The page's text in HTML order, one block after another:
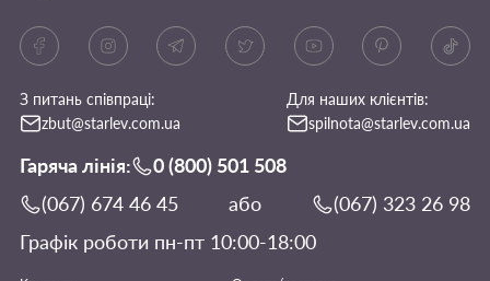
З питань співпраці:
zbut@starlev.com.ua
Для наших клієнтів:
spilnota@starlev.com.ua
Гаряча лінія:
0 (800) 501 508
(067) 674 46 45
або
(067) 323 26 98
Графік роботи пн-пт 10:00-18:00